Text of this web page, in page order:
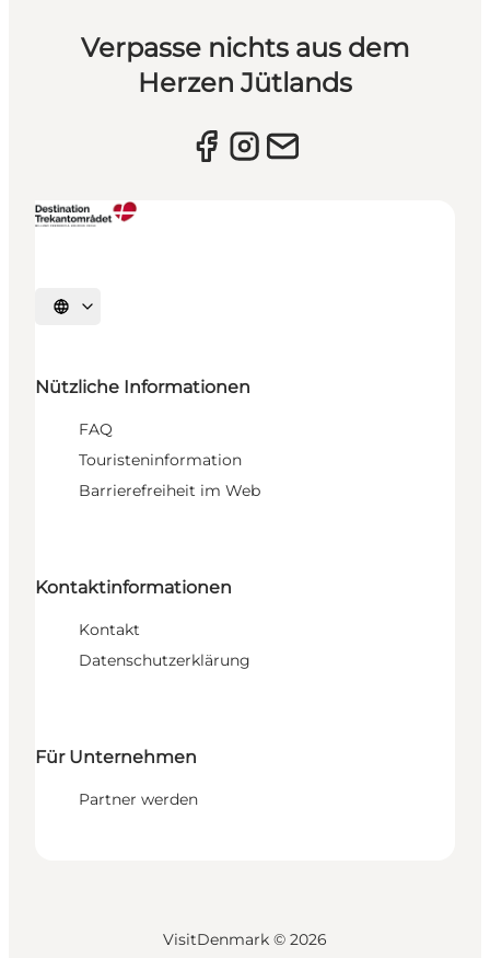
Verpasse nichts aus dem
Herzen Jütlands
Sprache auswählen
Nützliche Informationen
FAQ
Touristeninformation
Barrierefreiheit im Web
Kontaktinformationen
Kontakt
Datenschutzerklärung
Für Unternehmen
Partner werden
VisitDenmark © 2026